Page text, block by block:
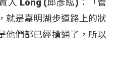
人 Long (邱彥紘)：「管
就是嘉明湖步道路上的狀
他們都已經搶通了，所以